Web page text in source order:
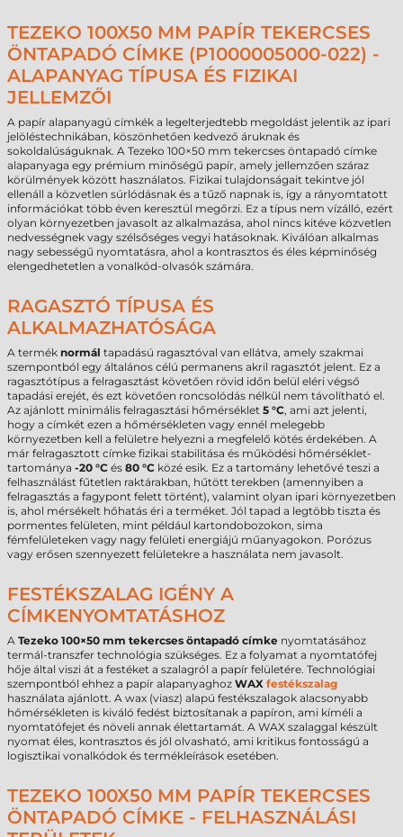
TEZEKO 100X50 MM PAPÍR TEKERCSES
ÖNTAPADÓ CÍMKE (P1000005000-022) -
ALAPANYAG TÍPUSA ÉS FIZIKAI
JELLEMZŐI
A papír alapanyagú címkék a legelterjedtebb megoldást jelentik az ipari
jelöléstechnikában, köszönhetően kedvező áruknak és
sokoldalúságuknak. A Tezeko 100×50 mm tekercses öntapadó címke
alapanyaga egy prémium minőségű papír, amely jellemzően száraz
körülmények között használatos. Fizikai tulajdonságait tekintve jól
ellenáll a közvetlen súrlódásnak és a tűző napnak is, így a rányomtatott
információkat több éven keresztül megőrzi. Ez a típus nem vízálló, ezért
olyan környezetben javasolt az alkalmazása, ahol nincs kitéve közvetlen
nedvességnek vagy szélsőséges vegyi hatásoknak. Kiválóan alkalmas
nagy sebességű nyomtatásra, ahol a kontrasztos és éles képminőség
elengedhetetlen a vonalkód-olvasók számára.
RAGASZTÓ TÍPUSA ÉS
ALKALMAZHATÓSÁGA
A termék normál tapadású ragasztóval van ellátva, amely szakmai
szempontból egy általános célú permanens akril ragasztót jelent. Ez a
ragasztótípus a felragasztást követően rövid időn belül eléri végső
tapadási erejét, és ezt követően roncsolódás nélkül nem távolítható el.
Az ajánlott minimális felragasztási hőmérséklet 5 °C, ami azt jelenti,
hogy a címkét ezen a hőmérsékleten vagy ennél melegebb
környezetben kell a felületre helyezni a megfelelő kötés érdekében. A
már felragasztott címke fizikai stabilitása és működési hőmérséklet-
tartománya -20 °C és 80 °C közé esik. Ez a tartomány lehetővé teszi a
felhasználást fűtetlen raktárakban, hűtött terekben (amennyiben a
felragasztás a fagypont felett történt), valamint olyan ipari környezetben
is, ahol mérsékelt hőhatás éri a terméket. Jól tapad a legtöbb tiszta és
pormentes felületen, mint például kartondobozokon, sima
fémfelületeken vagy nagy felületi energiájú műanyagokon. Porózus
vagy erősen szennyezett felületekre a használata nem javasolt.
FESTÉKSZALAG IGÉNY A
CÍMKENYOMTATÁSHOZ
A Tezeko 100×50 mm tekercses öntapadó címke nyomtatásához
termál-transzfer technológia szükséges. Ez a folyamat a nyomtatófej
hője által viszi át a festéket a szalagról a papír felületére. Technológiai
szempontból ehhez a papír alapanyaghoz WAX festékszalag
használata ajánlott. A wax (viasz) alapú festékszalagok alacsonyabb
hőmérsékleten is kiváló fedést biztosítanak a papíron, ami kíméli a
nyomtatófejet és növeli annak élettartamát. A WAX szalaggal készült
nyomat éles, kontrasztos és jól olvasható, ami kritikus fontosságú a
logisztikai vonalkódok és termékleírások esetében.
TEZEKO 100X50 MM PAPÍR TEKERCSES
ÖNTAPADÓ CÍMKE - FELHASZNÁLÁSI